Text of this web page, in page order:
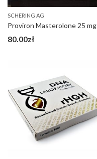
SCHERING AG
Proviron Masterolone 25 mg
80.00zł